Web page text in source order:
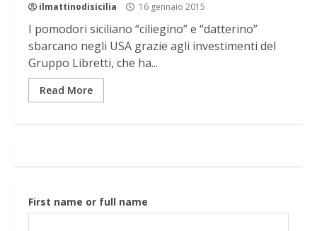
ilmattinodisicilia 16 gennaio 2015
I pomodori siciliano “ciliegino” e “datterino”
sbarcano negli USA grazie agli investimenti del
Gruppo Libretti, che ha...
Read More
First name or full name